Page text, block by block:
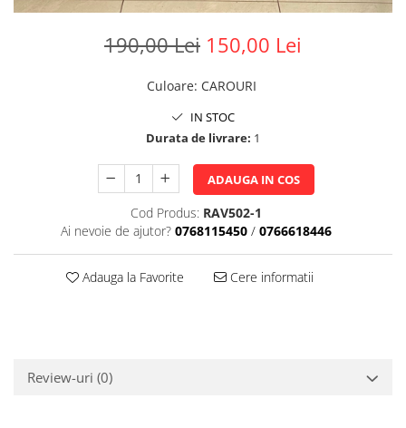
190,00 Lei 150,00 Lei
Culoare: CAROURI
IN STOC
Durata de livrare: 1
ADAUGA IN COS
Cod Produs: RAV502-1
Ai nevoie de ajutor? 0768115450 / 0766618446
Adauga la Favorite Cere informatii
Review-uri (0)